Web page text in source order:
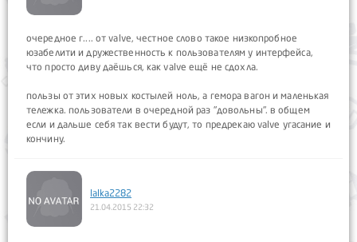
очередное г.... от valve, честное слово такое низкопробное
юзабелити и дружественность к пользователям у интерфейса,
что просто диву даёшься, как valve ещё не сдохла.
пользы от этих новых костылей ноль, а гемора вагон и маленькая
тележка. пользователи в очередной раз "довольны". в общем
если и дальше себя так вести будут, то предрекаю valve угасание и
кончину.
lalka2282
21.04.2015 22:32